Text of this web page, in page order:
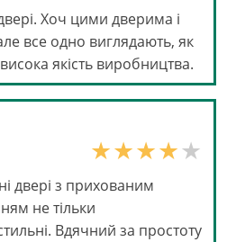
Хоч цими дверима і
все одно виглядають, як
якість виробництва.
двері з прихованим
не тільки
Вдячний за простоту